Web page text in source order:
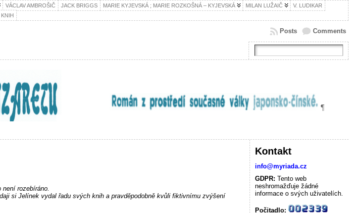
VÁCLAV AMBROŠIČ JACK BRIGGS MARIE KYJEVSKÁ ; MARIE ROZKOŠNÁ – KYJEVSKÁ MILAN LUŽAIČ
V. LUDIKAR
Comments
Posts
rozebíráno.
si Jelínek vydal řadu svých knih a pravděpodobně kvůli fiktivnímu zvýšení
Kontakt
info@myriada.cz
GDPR: Tento web
neshromažďuje žádné
informace o svých uživatelích.
Počitadlo: